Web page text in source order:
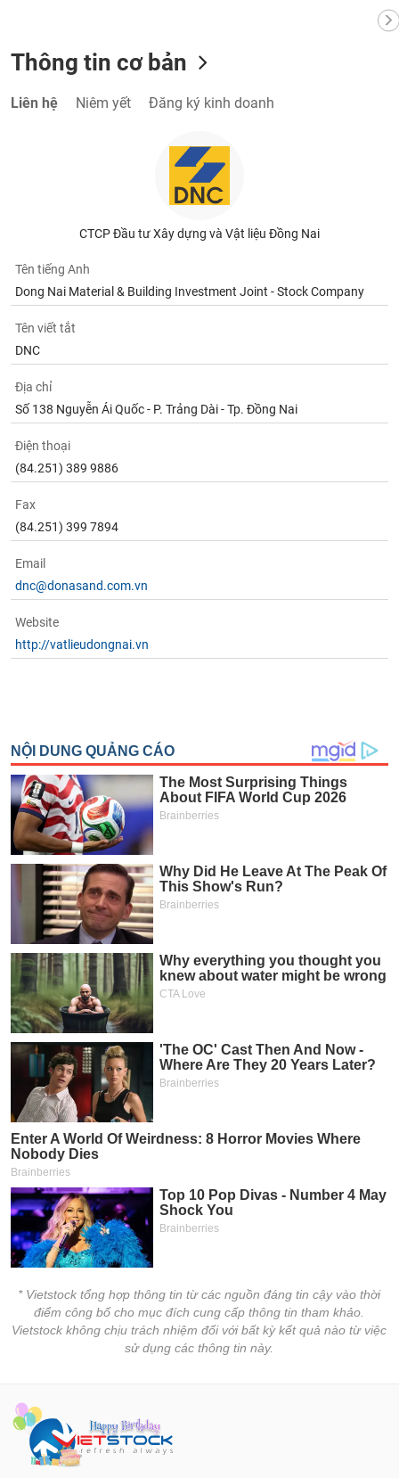
Thông tin cơ bản
Liên hệ Niêm yết Đăng ký kinh doanh
CTCP Đầu tư Xây dựng và Vật liệu Đồng Nai
Tên tiếng Anh
Dong Nai Material & Building Investment Joint - Stock Company
Tên viết tắt
DNC
Địa chỉ
Số 138 Nguyễn Ái Quốc - P. Trảng Dài - Tp. Đồng Nai
Điện thoại
(84.251) 389 9886
Fax
(84.251) 399 7894
Email
dnc@donasand.com.vn
Website
http://vatlieudongnai.vn
* Vietstock tổng hợp thông tin từ các nguồn đáng tin cậy vào thời
điểm công bố cho mục đích cung cấp thông tin tham khảo.
Vietstock không chịu trách nhiệm đối với bất kỳ kết quả nào từ việc
sử dụng các thông tin này.